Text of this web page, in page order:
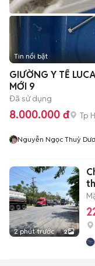
Tin nổi bật
GIƯỜNG Y TẾ
MỚI 9
Đã sử dụng
8.000.000 đ Tp
Nguyễn Ngọc Thuỳ
2 phút trước 2